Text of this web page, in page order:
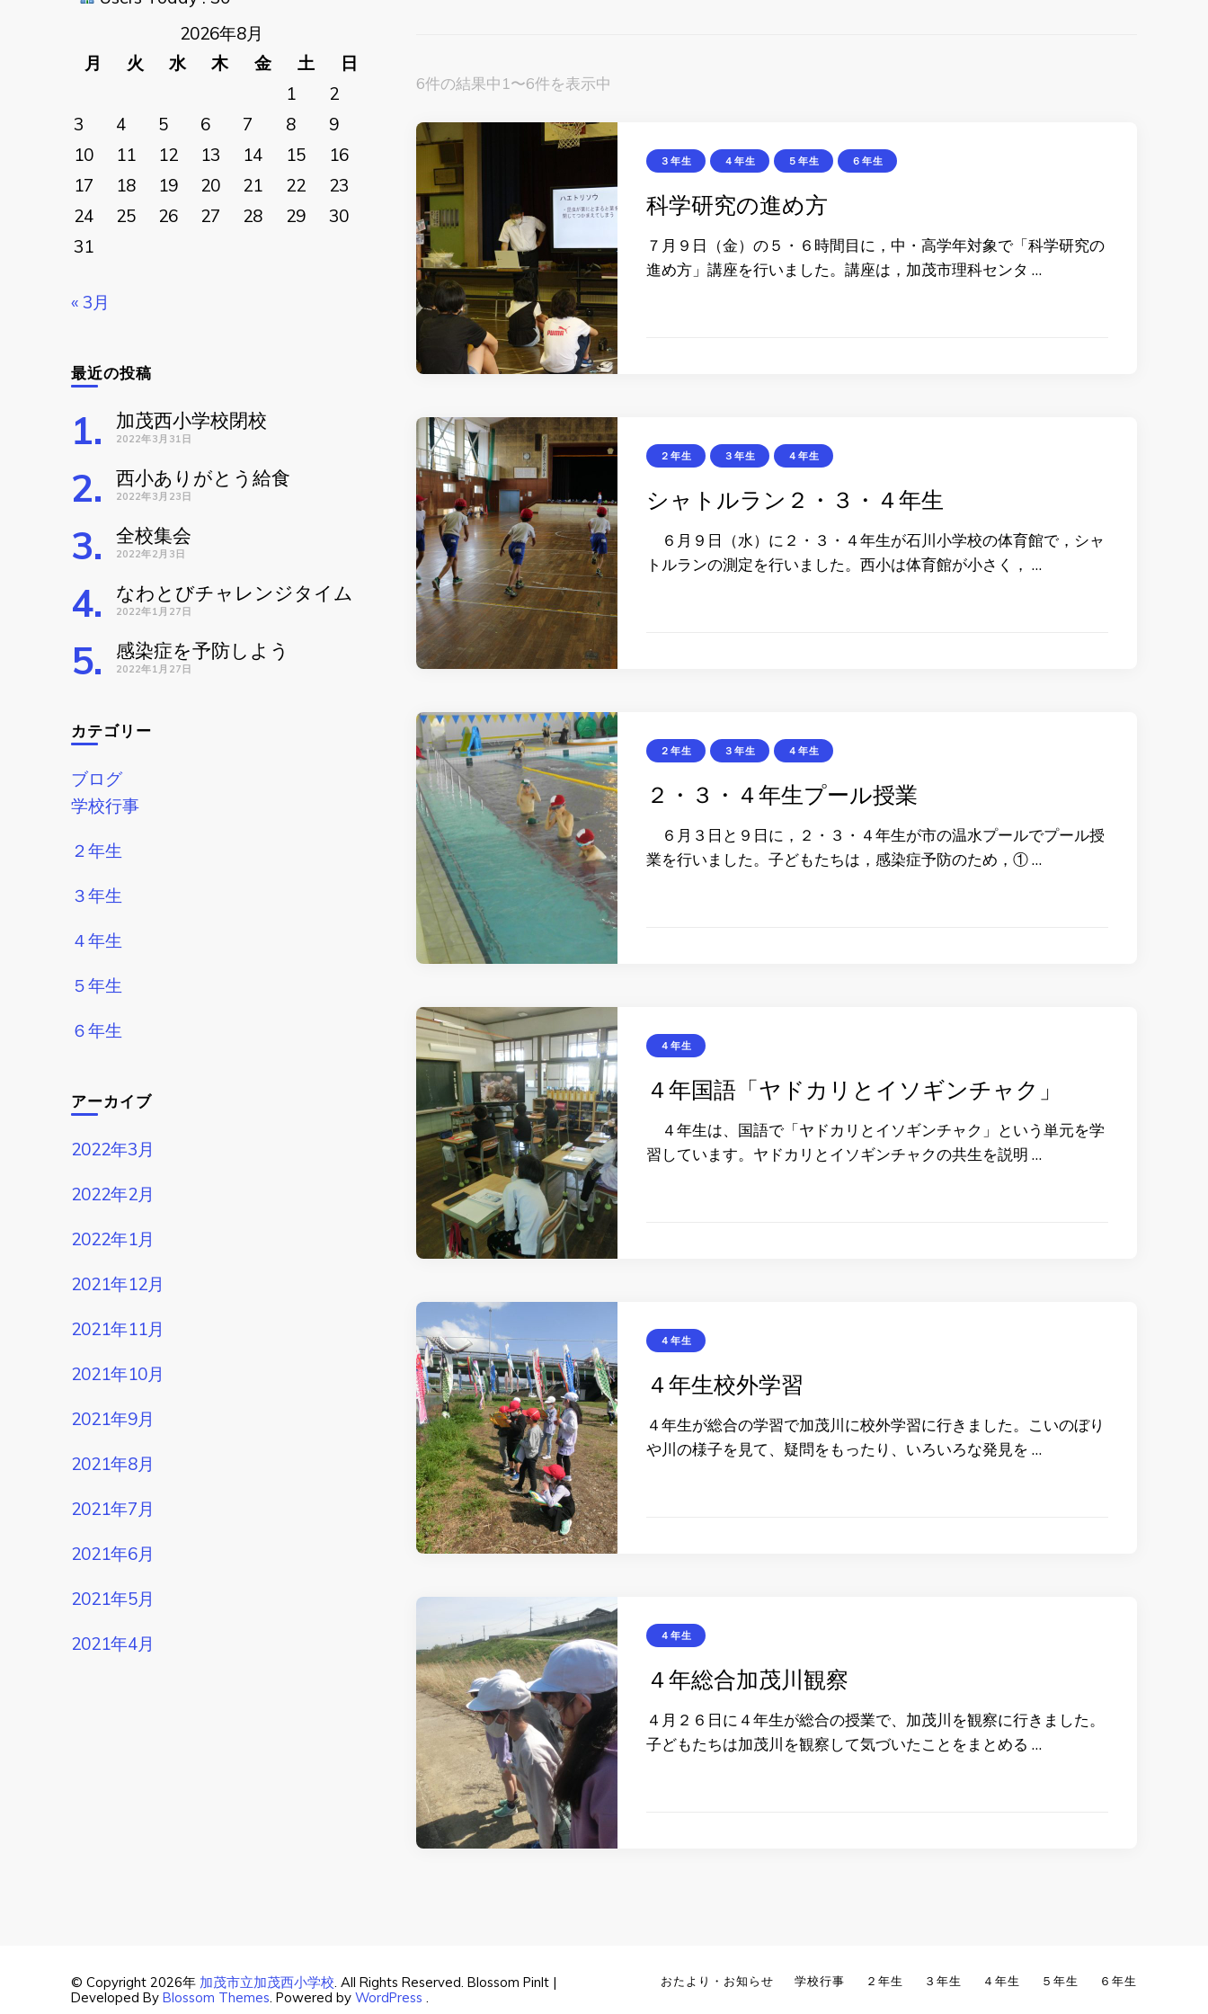
6件の結果中1〜6件を表示中
３年生 ４年生 ５年生 ６年生
科学研究の進め方
７月９日（金）の５・６時間目に，中・高学年対象で「科学研究の
進め方」講座を行いました。講座は，加茂市理科センタ …
２年生 ３年生 ４年生
シャトルラン２・３・４年生
６月９日（水）に２・３・４年生が石川小学校の体育館で，シャ
トルランの測定を行いました。西小は体育館が小さく， …
２年生 ３年生 ４年生
２・３・４年生プール授業
６月３日と９日に，２・３・４年生が市の温水プールでプール授
業を行いました。子どもたちは，感染症予防のため，① …
４年生
４年国語「ヤドカリとイソギンチャク」
４年生は、国語で「ヤドカリとイソギンチャク」という単元を学
習しています。ヤドカリとイソギンチャクの共生を説明 …
４年生
４年生校外学習
４年生が総合の学習で加茂川に校外学習に行きました。こいのぼり
や川の様子を見て、疑問をもったり、いろいろな発見を …
４年生
４年総合加茂川観察
４月２６日に４年生が総合の授業で、加茂川を観察に行きました。
子どもたちは加茂川を観察して気づいたことをまとめる …
2026年8月
月
火 水 木 金 土
日
1
2
3
4 5 6 7 8
9
10
11 12 13 14 15
16
17
18 19 20 21 22
23
24
25 26 27 28 29
30
31
« 3月
最近の投稿
加茂西小学校閉校
2022年3月31日
西小ありがとう給食
2022年3月23日
全校集会
2022年2月3日
なわとびチャレンジタイム
2022年1月27日
感染症を予防しよう
2022年1月27日
カテゴリー
ブログ
学校行事
２年生
３年生
４年生
５年生
６年生
アーカイブ
2022年3月
2022年2月
2022年1月
2021年12月
2021年11月
2021年10月
2021年9月
2021年8月
2021年7月
2021年6月
2021年5月
2021年4月
© Copyright 2026年 加茂市立加茂西小学校. All Rights Reserved. Blossom PinIt |
Developed By Blossom Themes. Powered by WordPress .
おたより・お知らせ 学校行事 ２年生 ３年生 ４年生 ５年生 ６年生